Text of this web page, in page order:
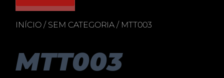
INÍCIO / SEM CATEGORIA / MTT003
MTT003